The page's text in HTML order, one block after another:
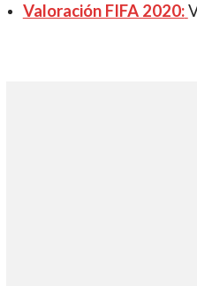
Valoración FIFA 2020: